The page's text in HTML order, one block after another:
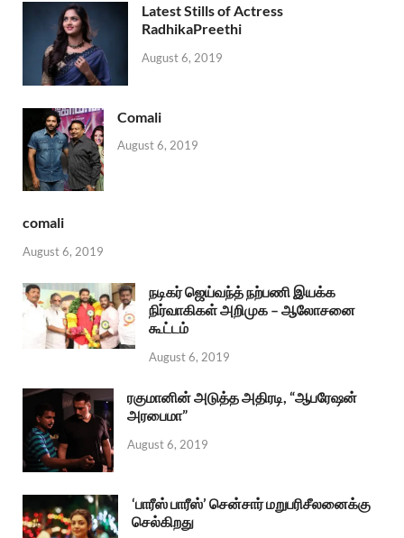
Latest Stills of Actress
RadhikaPreethi
August 6, 2019
Comali
August 6, 2019
comali
August 6, 2019
நடிகர் ஜெய்வந்த் நற்பணி இயக்க
நிர்வாகிகள் அறிமுக – ஆலோசனை
கூட்டம்
August 6, 2019
ரகுமானின் அடுத்த அதிரடி, “ஆபரேஷன்
அரபைமா”
August 6, 2019
‘பாரீஸ் பாரீஸ்’ சென்சார் மறுபரிசீலனைக்கு
செல்கிறது